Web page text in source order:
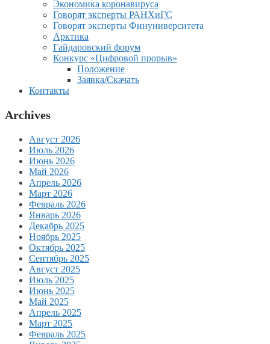
Экономика коронавируса
Говорят эксперты РАНХиГС
Говорят эксперты Финуниверситета
Арктика
Гайдаровский форум
Конкурс «Цифровой прорыв»
Положение
Заявка/Скачать
Контакты
Archives
Август 2026
Июль 2026
Июнь 2026
Май 2026
Апрель 2026
Март 2026
Февраль 2026
Январь 2026
Декабрь 2025
Ноябрь 2025
Октябрь 2025
Сентябрь 2025
Август 2025
Июль 2025
Июнь 2025
Май 2025
Апрель 2025
Март 2025
Февраль 2025